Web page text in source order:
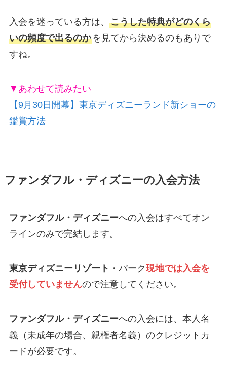
入会を迷っている方は、 こうした特典がどのくら
いの頻度で出るのかを見てから決めるのもありで
すね。
▼あわせて読みたい
【9月30日開幕】東京ディズニーランド新ショーの
鑑賞方法
ファンダフル・ディズニーの入会方法
ファンダフル・ディズニーへの入会はすべてオン
ラインのみで完結します。
東京ディズニーリゾート ・パーク現地では入会を
受付していませんので注意してください。
ファンダフル・ディズニーへの入会には、本人名
義（未成年の場合、親権者名義）のクレジットカ
ードが必要です。